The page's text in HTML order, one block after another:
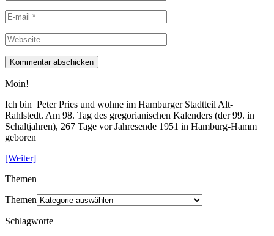
Moin!
Ich bin Peter Pries und wohne im Hamburger Stadtteil Alt-
Rahlstedt. Am 98. Tag des gregorianischen Kalenders (der 99. in
Schaltjahren), 267 Tage vor Jahresende 1951 in Hamburg-Hamm
geboren
[Weiter]
Themen
Themen
Schlagworte